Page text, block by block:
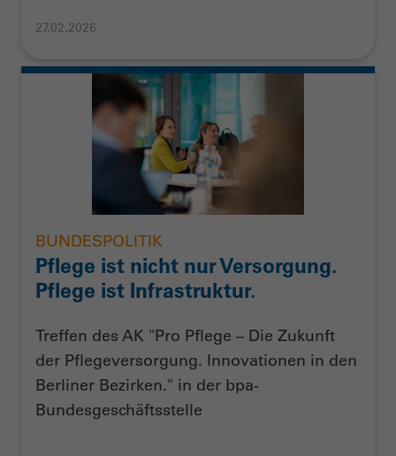
27.02.2026
BUNDESPOLITIK
Pflege ist nicht nur Versorgung.
Pflege ist Infrastruktur.
Treffen des AK "Pro Pflege – Die Zukunft
der Pflegeversorgung. Innovationen in den
Berliner Bezirken." in der bpa-
Bundesgeschäftsstelle